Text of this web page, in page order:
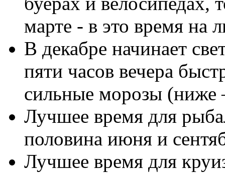
марте - в это время на
В декабре начинает
пяти часов вечера
сильные морозы (ниже
Лучшее время для
половина июня и
Лучшее время для